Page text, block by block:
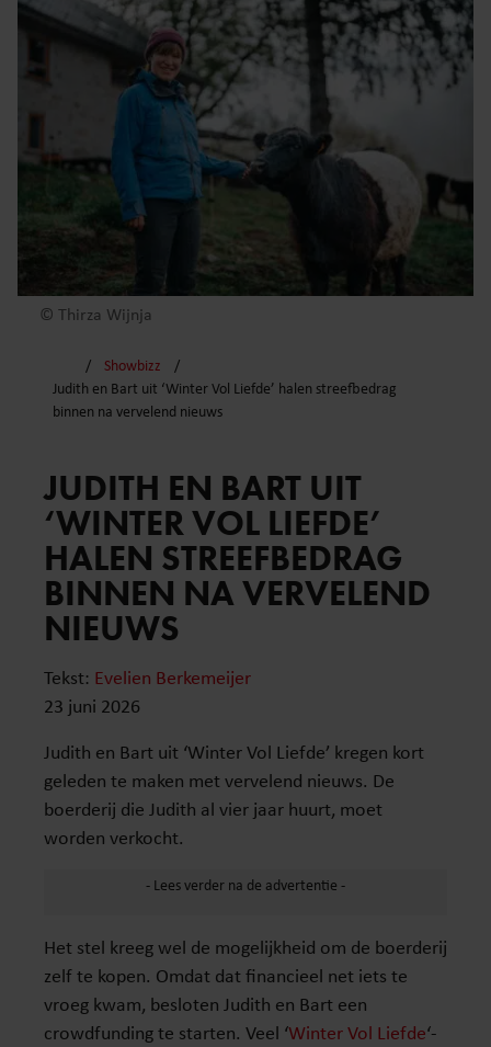
© Thirza Wijnja
Showbizz
Judith en Bart uit ‘Winter Vol Liefde’ halen streefbedrag
binnen na vervelend nieuws
JUDITH EN BART UIT
‘WINTER VOL LIEFDE’
HALEN STREEFBEDRAG
BINNEN NA VERVELEND
NIEUWS
Tekst: Evelien Berkemeijer
23 juni 2026
Judith en Bart uit ‘Winter Vol Liefde’ kregen kort
geleden te maken met vervelend nieuws. De
boerderij die Judith al vier jaar huurt, moet
worden verkocht.
Het stel kreeg wel de mogelijkheid om de boerderij
zelf te kopen. Omdat dat financieel net iets te
vroeg kwam, besloten Judith en Bart een
crowdfunding te starten. Veel ‘Winter Vol Liefde‘-